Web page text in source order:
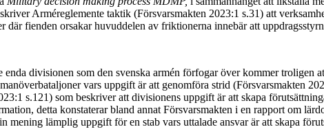
Arméreglemente taktik (Försvarsmakten 2023:1 s.31) att
där fienden orsakar huvuddelen av friktionerna innebär att
divisionen som den svenska armén förfogar över kommer
vars uppgift är att genomföra strid (Försvarsmakten
s.121) som beskriver att divisionens uppgift är att skapa
detta konstaterar bland annat Försvarsmakten i en rapport om
mening lämplig uppgift för en stab vars uttalade ansvar är att skapa